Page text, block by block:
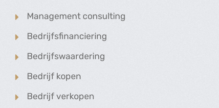
Management consulting
Bedrijfsfinanciering
Bedrijfswaardering
Bedrijf kopen
Bedrijf verkopen